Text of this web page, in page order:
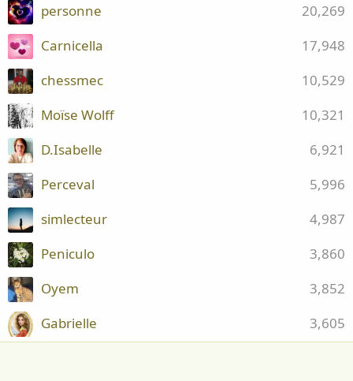
20,269
personne
17,948
Carnicella
10,529
chessmec
10,321
Moïse Wolff
6,921
D.Isabelle
5,996
Perceval
4,987
simlecteur
3,860
Peniculo
3,852
Oyem
3,605
Gabrielle